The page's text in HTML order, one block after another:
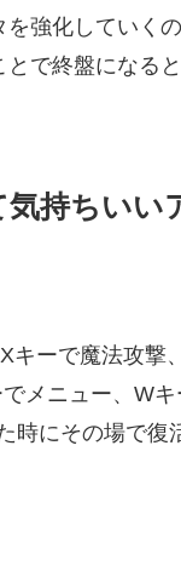
強化していく
で終盤になる
持ちいい
キーで魔法攻撃
メニュー、W
時にその場で復